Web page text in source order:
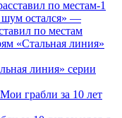
шум остался» —
по местам
линия» серии